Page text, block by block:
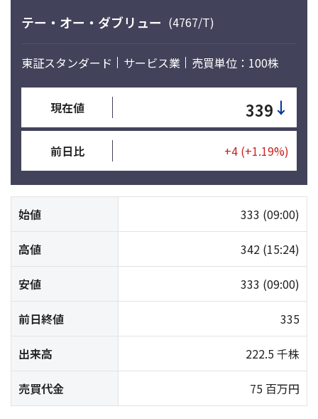
テー・オー・ダブリュー (4767/T)
東証スタンダード サービス業 売買単位：100株
現在値 339 ↓
前日比 +4 (+1.19%)
始値 333 (09:00)
高値 342 (15:24)
安値 333 (09:00)
前日終値 335
出来高 222.5 千株
売買代金 75 百万円